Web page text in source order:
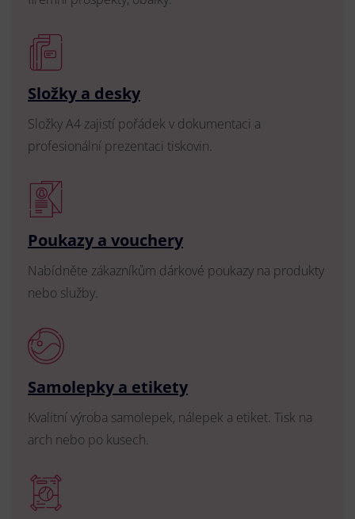
Složky a desky
Složky A4 zajistí pořádek v dokumentaci a
profesionální prezentaci tiskovin.
Poukazy a vouchery
Nabídněte zákazníkům dárkové poukazy na produkty
nebo služby.
Samolepky a etikety
Kvalitní výroba samolepek, nálepek a etiket. Tisk na
arch nebo po kusech.